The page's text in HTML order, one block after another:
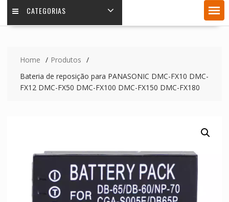
CATEGORIAS
Home
Produtos
Bateria de reposição para PANASONIC DMC-FX10 DMC-
FX12 DMC-FX50 DMC-FX100 DMC-FX150 DMC-FX180